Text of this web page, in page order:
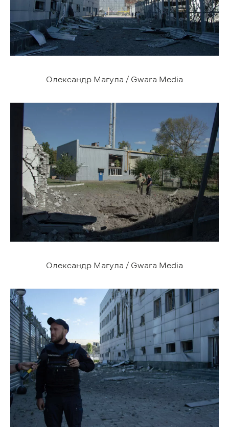
Олександр Магула / Gwara Media
Олександр Магула / Gwara Media